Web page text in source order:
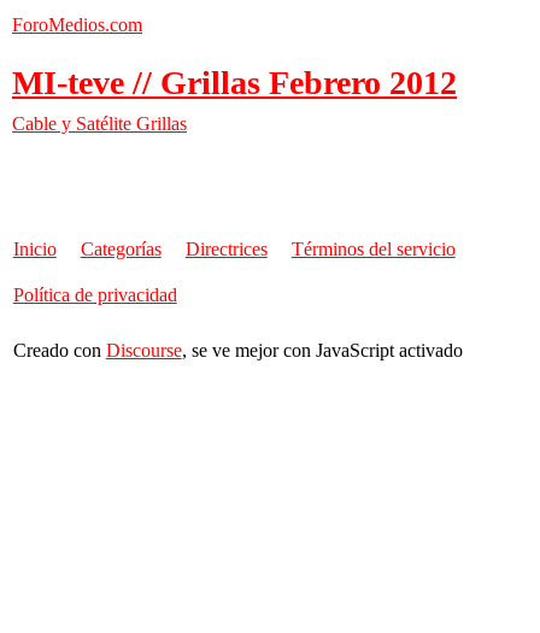
ForoMedios.com
MI-teve // Grillas Febrero 2012
Cable y Satélite Grillas
Inicio Categorías Directrices Términos del servicio
Política de privacidad
Creado con Discourse, se ve mejor con JavaScript activado